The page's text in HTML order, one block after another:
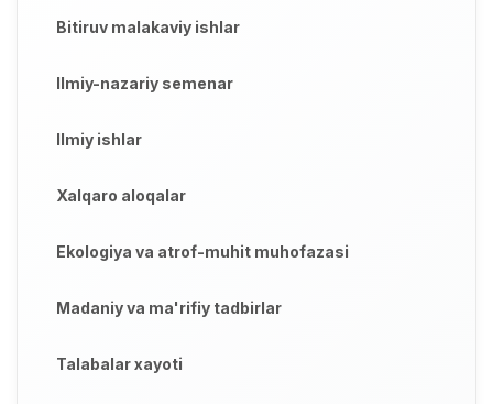
Bitiruv malakaviy ishlar
Ilmiy-nazariy semenar
Ilmiy ishlar
Xalqaro aloqalar
Ekologiya va atrof-muhit muhofazasi
Madaniy va ma'rifiy tadbirlar
Talabalar xayoti